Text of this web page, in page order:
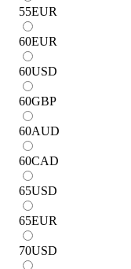
55EUR
60EUR
60USD
60GBP
60AUD
60CAD
65USD
65EUR
70USD